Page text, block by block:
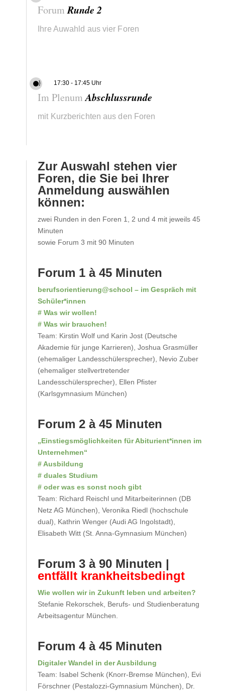
ForumRunde 2
Ihre Auwahld aus vier Foren
} 17:30 - 17:45 Uhr
Im PlenumAbschlussrunde
mit Kurzberichten aus den Foren
Zur Auswahl stehen vier
Foren, die Sie bei Ihrer
Anmeldung auswählen
können:
zwei Runden in den Foren 1, 2 und 4 mit jeweils 45
Minuten
sowie Forum 3 mit 90 Minuten
Forum 1 à 45 Minuten
berufsorientierung@school – im Gespräch mit
Schüler*innen
# Was wir wollen!
# Was wir brauchen!
Team: Kirstin Wolf und Karin Jost (Deutsche
Akademie für junge Karrieren), Joshua Grasmüller
(ehemaliger Landesschülersprecher), Nevio Zuber
(ehemaliger stellvertretender
Landesschülersprecher), Ellen Pfister
(Karlsgymnasium München)
Forum 2 à 45 Minuten
„Einstiegsmöglichkeiten für Abiturient*innen im
Unternehmen“
# Ausbildung
# duales Studium
# oder was es sonst noch gibt
Team: Richard Reischl und Mitarbeiterinnen (DB
Netz AG München), Veronika Riedl (hochschule
dual), Kathrin Wenger (Audi AG Ingolstadt),
Elisabeth Witt (St. Anna-Gymnasium München)
Forum 3 à 90 Minuten |
entfällt krankheitsbedingt
Wie wollen wir in Zukunft leben und arbeiten?
Stefanie Rekorschek, Berufs- und Studienberatung
Arbeitsagentur München.
Forum 4 à 45 Minuten
Digitaler Wandel in der Ausbildung
Team: Isabel Schenk (Knorr-Bremse München), Evi
Förschner (Pestalozzi-Gymnasium München), Dr.